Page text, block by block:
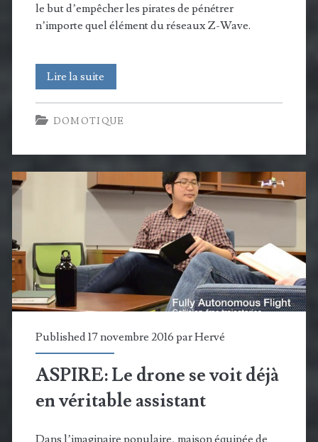
le but d’empêcher les pirates de pénétrer
n’importe quel élément du réseaux Z-Wave.
Lire la suite
sécurité
renforcée
devient
pour
tous
les
appareils
Z-
Wave
DOMOTIQUE
Published 17 novembre 2016 parHervé
ASPIRE: Le drone se voit déjà
en véritable assistant
Dans l’imaginaire populaire, maison équipée de